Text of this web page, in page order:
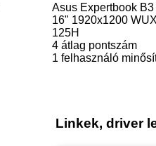
Asus Expertbook
16" 1920x1200
125H
4átlag pontszám
1 felhasználó
Linkek, driver